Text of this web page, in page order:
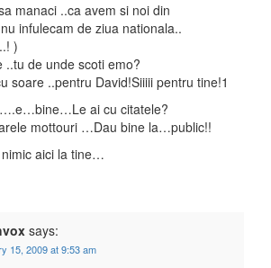
manaci ..ca avem si noi din
infulecam de ziua nationala..
)
..tu de unde scoti emo?
soare ..pentru David!Siiiii pentru tine!1
ai cu citatele?
mottouri …Dau bine la…public!!
aici la tine…
says:
15, 2009 at 9:53 am